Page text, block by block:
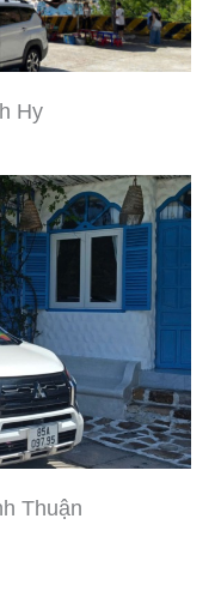
Hy
Thuận